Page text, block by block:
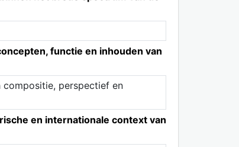
functie en inhouden van
compositie, perspectief en
en internationale context van